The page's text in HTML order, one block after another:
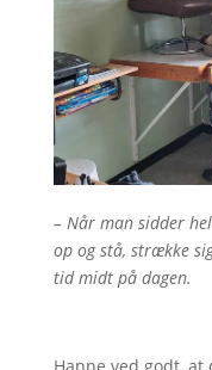
– Når man sidder
op og stå, strække
tid midt på dagen.